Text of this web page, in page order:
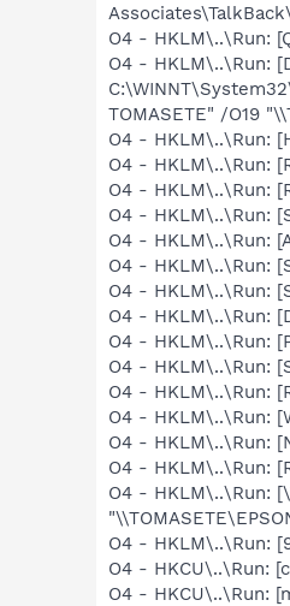
O4 - HKLM\..\Run:
O4 - HKLM\..\Run:
TOMASETE" /O19
O4 - HKLM\..\Run:
O4 - HKLM\..\Run:
O4 - HKLM\..\Run:
O4 - HKLM\..\Run:
O4 - HKLM\..\Run:
O4 - HKLM\..\Run:
O4 - HKLM\..\Run:
O4 - HKLM\..\Run:
O4 - HKLM\..\Run:
O4 - HKLM\..\Run:
O4 - HKLM\..\Run:
O4 - HKLM\..\Run:
O4 - HKLM\..\Run:
O4 - HKLM\..\Run:
O4 - HKLM\..\Run:
O4 - HKLM\..\Run:
O4 - HKCU\..\Run:
O4 - HKCU\..\Run: